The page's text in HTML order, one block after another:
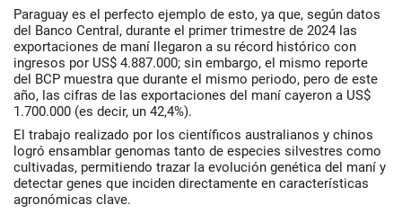
Paraguay es el perfecto ejemplo de esto, ya que, según datos
del Banco Central, durante el primer trimestre de 2024 las
exportaciones de maní llegaron a su récord histórico con
ingresos por US$ 4.887.000; sin embargo, el mismo reporte
del BCP muestra que durante el mismo periodo, pero de este
año, las cifras de las exportaciones del maní cayeron a US$
1.700.000 (es decir, un 42,4%).
El trabajo realizado por los científicos australianos y chinos
logró ensamblar genomas tanto de especies silvestres como
cultivadas, permitiendo trazar la evolución genética del maní y
detectar genes que inciden directamente en características
agronómicas clave.